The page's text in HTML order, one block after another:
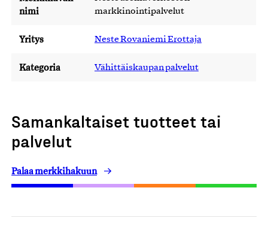
nimi
markkinointipalvelut
Yritys Neste Rovaniemi Erottaja
Kategoria Vähittäiskaupan palvelut
Samankaltaiset tuotteet tai
palvelut
Palaa merkkihakuun